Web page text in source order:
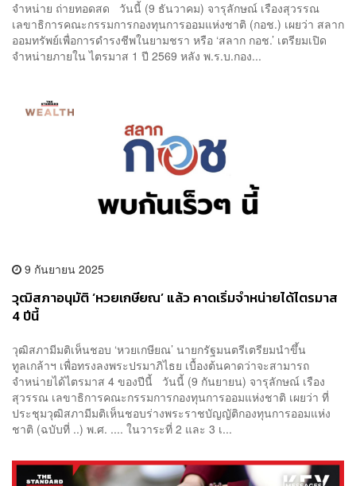
จำหน่าย ถ่ายทอดสด วันนี้ (9 ธันวาคม) จารุลักษณ์ เรืองสุวรรณ
เลขาธิการคณะกรรมการกองทุนการออมแห่งชาติ (กอช.) เผยว่า สลาก
ออมทรัพย์เพื่อการดำรงชีพในยามชรา หรือ ‘สลาก กอช.’ เตรียมเปิด
จำหน่ายภายใน ไตรมาส 1 ปี 2569 หลัง พ.ร.บ.กอง...
9 กันยายน 2025
วุฒิสภาอนุมัติ ‘หวยเกษียณ’ แล้ว คาดเริ่มจำหน่ายได้ไตรมาส
4 ปีนี้
วุฒิสภามีมติเห็นชอบ ‘หวยเกษียณ’ นายกรัฐมนตรีเตรียมนำขึ้น
ทูลเกล้าฯ เพื่อทรงลงพระปรมาภิไธย เบื้องต้นคาดว่าจะสามารถ
จำหน่ายได้ไตรมาส 4 ของปีนี้ วันนี้ (9 กันยายน) จารุลักษณ์ เรือง
สุวรรณ เลขาธิการคณะกรรมการกองทุนการออมแห่งชาติ เผยว่า ที่
ประชุมวุฒิสภามีมติเห็นชอบร่างพระราชบัญญัติกองทุนการออมแห่ง
ชาติ (ฉบับที่ ..) พ.ศ. .... ในวาระที่ 2 และ 3 เ...